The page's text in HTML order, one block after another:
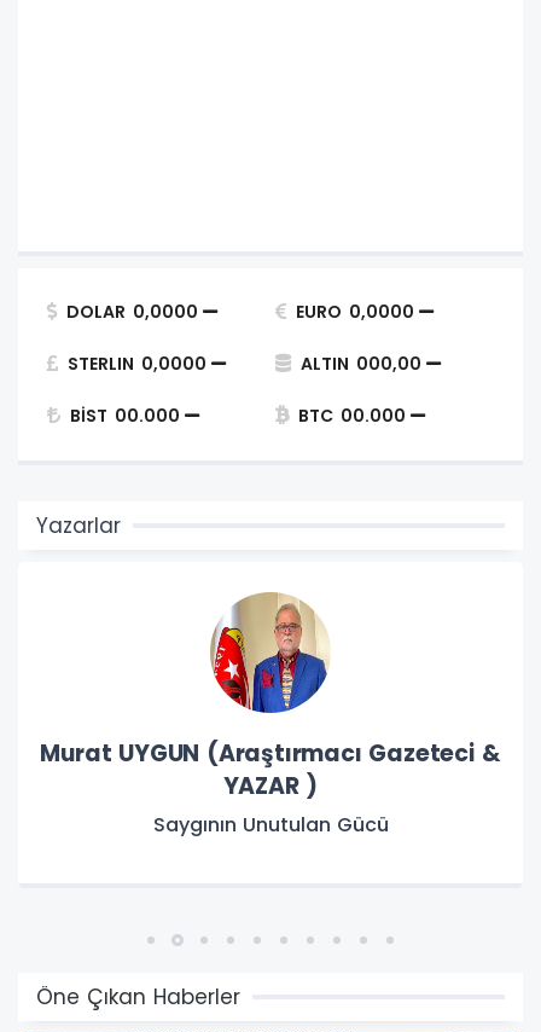
DOLAR 0,0000 EURO 0,0000
STERLIN 0,0000 ALTIN 000,00
BİST 00.000 BTC 00.000
Yazarlar
Zeki BAŞTÜRK (Emekli Milli Eğitim
Müdürü)
ŞARKI SÖYLEMEYEN HALK HASTADIR.
Öne Çıkan Haberler